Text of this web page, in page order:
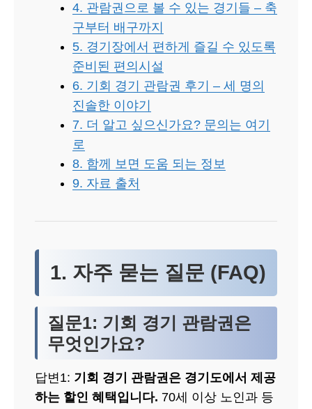
4. 관람권으로 볼 수 있는 경기들 – 축
구부터 배구까지
5. 경기장에서 편하게 즐길 수 있도록
준비된 편의시설
6. 기회 경기 관람권 후기 – 세 명의
진솔한 이야기
7. 더 알고 싶으신가요? 문의는 여기
로
8. 함께 보면 도움 되는 정보
9. 자료 출처
1. 자주 묻는 질문 (FAQ)
질문1: 기회 경기 관람권은
무엇인가요?
답변1: 기회 경기 관람권은 경기도에서 제공
하는 할인 혜택입니다. 70세 이상 노인과 등